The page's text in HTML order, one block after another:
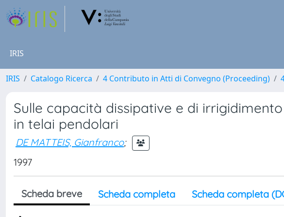
IRIS
IRIS Catalogo Ricerca 4 Contributo in Atti di Convegno (Proceeding)
Sulle capacità dissipative e di
in telai pendolari
DE MATTEIS, Gianfranco;
1997
Scheda breve Scheda completa Scheda completa